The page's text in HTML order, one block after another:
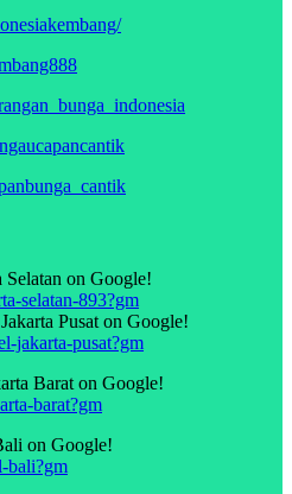
on Google!
selatan-893?gm
Pusat on Google!
jakarta-pusat?gm
Barat on Google!
barat?gm
on Google!
bali?gm